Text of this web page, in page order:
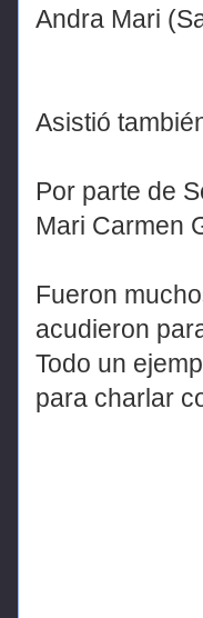
Andra Mari
Asistió
Por parte de
Mari Carmen
Fueron
acudieron
Todo un
para charlar